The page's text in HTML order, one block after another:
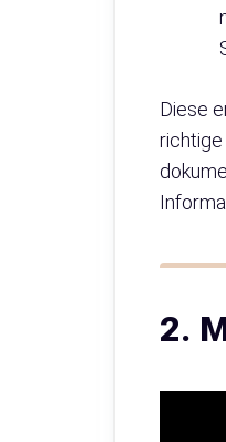
Diese
richtige
2.